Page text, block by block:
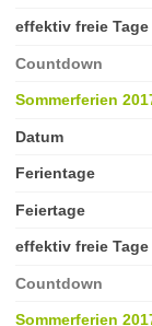
effektiv freie Tage
Countdown
Sommerferien
Datum
Ferientage
Feiertage
effektiv freie Tage
Countdown
Sommerferien